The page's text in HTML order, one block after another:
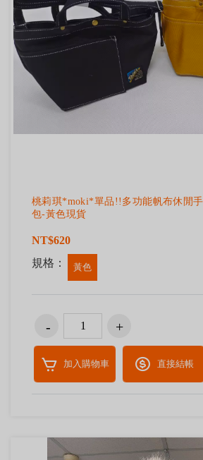
桃莉琪*moki*單品!!多功能帆布休閒
包-黃色現貨
NT$620
規格：
黃色
加入購物車 直接結帳